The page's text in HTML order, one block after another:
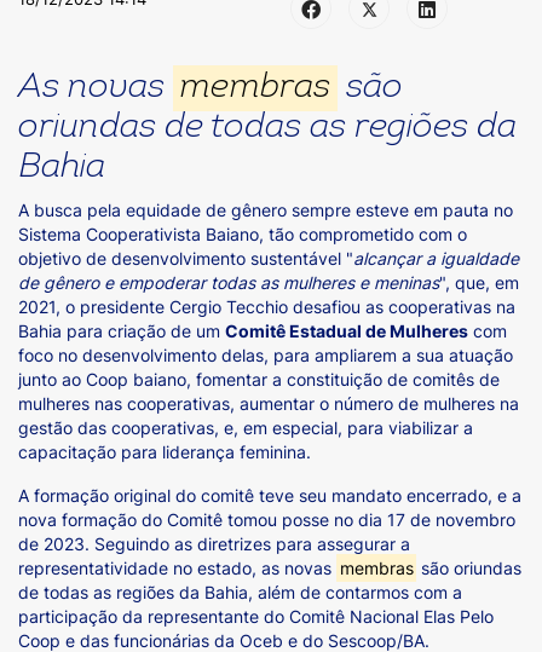
As novas membras são
oriundas de todas as regiões da
Bahia
A busca pela equidade de gênero sempre esteve em pauta no
Sistema Cooperativista Baiano, tão comprometido com o
objetivo de desenvolvimento sustentável "alcançar a igualdade
de gênero e empoderar todas as mulheres e meninas", que, em
2021, o presidente Cergio Tecchio desafiou as cooperativas na
Bahia para criação de um Comitê Estadual de Mulheres com
foco no desenvolvimento delas, para ampliarem a sua atuação
junto ao Coop baiano, fomentar a constituição de comitês de
mulheres nas cooperativas, aumentar o número de mulheres na
gestão das cooperativas, e, em especial, para viabilizar a
capacitação para liderança feminina.
A formação original do comitê teve seu mandato encerrado, e a
nova formação do Comitê tomou posse no dia 17 de novembro
de 2023. Seguindo as diretrizes para assegurar a
representatividade no estado, as novas membras são oriundas
de todas as regiões da Bahia, além de contarmos com a
participação da representante do Comitê Nacional Elas Pelo
Coop e das funcionárias da Oceb e do Sescoop/BA.